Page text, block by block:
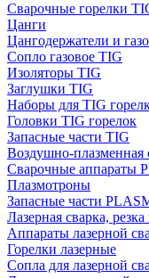
Сварочные горелки
Цанги
Цангодержатели и
Сопло газовое TIG
Изоляторы TIG
Заглушки TIG
Наборы для TIG
Головки TIG горелок
Запасные части TIG
Воздушно-плазменная
Сварочные аппараты
Плазмотроны
Запасные части
Лазерная сварка,
Аппараты лазерной
Горелки лазерные
Сопла для лазерной